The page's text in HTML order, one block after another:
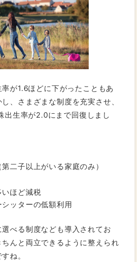
が1.6ほどに下がったこともあ
、さまざまな制度を充実させ、
出生率が2.0にまで回復しまし
二子以上がいる家庭のみ）
ほど減税
ッターの低額利用
べる制度なども導入されてお
んと両立できるように整えられ
ね。